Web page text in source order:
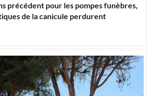
précédent pour les pompes funèbres,
de la canicule perdurent